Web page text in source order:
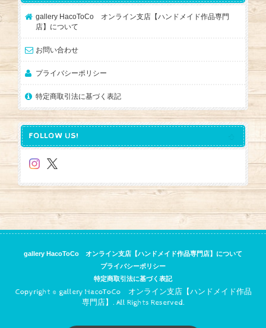
gallery HacoToCo オンライン支店【ハンドメイド作品専門
店】について
お問い合わせ
プライバシーポリシー
特定商取引法に基づく表記
FOLLOW US!
gallery HacoToCo オンライン支店【ハンドメイド作品専門店】について
プライバシーポリシー
特定商取引法に基づく表記
Copyright © gallery HacoToCo オンライン支店【ハンドメイド作品
専門店】. All Rights Reserved.